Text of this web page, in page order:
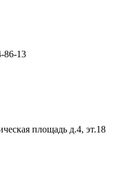
86-13
площадь д.4, эт.18